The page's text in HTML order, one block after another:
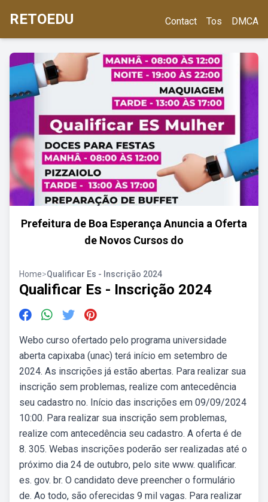
RETOEDU Contact Tos DMCA
Prefeitura de Boa Esperança Anuncia a Oferta
de Novos Cursos do
Home>Qualificar Es - Inscrição 2024
Qualificar Es - Inscrição 2024
Webo curso ofertado pelo programa universidade
aberta capixaba (unac) terá início em setembro de
2024. As inscrições já estão abertas. Para realizar sua
inscrição sem problemas, realize com antecedência
seu cadastro no. Início das inscrições em 09/09/2024
10:00. Para realizar sua inscrição sem problemas,
realize com antecedência seu cadastro. A oferta é de
8. 305. Webas inscrições poderão ser realizadas até o
próximo dia 24 de outubro, pelo site www. qualificar.
es. gov. br. O candidato deve preencher o formulário
de. Ao todo, são oferecidas 9 mil vagas. Para realizar